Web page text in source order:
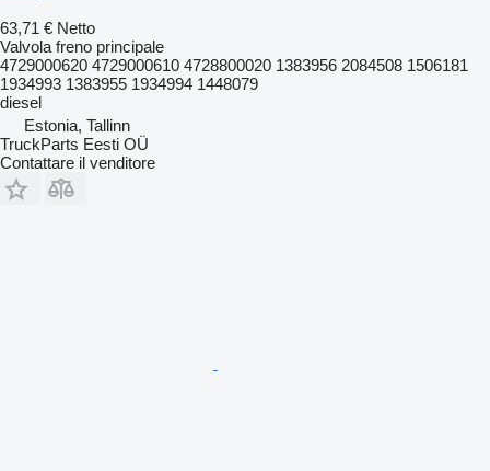
63,71 € Netto
Valvola freno principale
4729000620 4729000610 4728800020 1383956 2084508 1506181
1934993 1383955 1934994 1448079
diesel
Estonia, Tallinn
TruckParts Eesti OÜ
Contattare il venditore